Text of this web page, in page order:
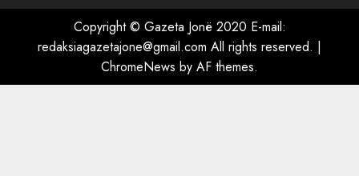
Vera të rrezikshme: Si po e
ndryshojnë valët e të nxehtit
dhe zjarret jetën në Europë
AUGUST 6, 2026
Copyright © Gazeta Jonë 2020 E-mail:
redaksiagazetajone@gmail.com All rights reserved. |
ChromeNews by AF themes.